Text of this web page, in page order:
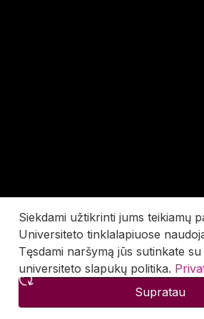
Siekdami užtikrinti jums teikiamų
Universiteto tinklalapiuose
Tęsdami naršymą jūs sutinkate su
universiteto slapukų politika.
Supratau